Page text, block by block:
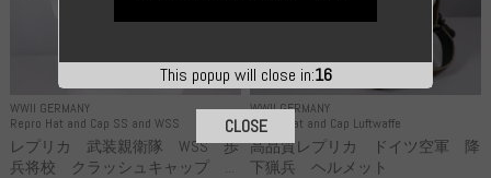
WWII GERMANY
Repro Hat and Cap SS and WSS
レプリカ 武装親衛隊 WSS 歩
兵将校 クラッシュキャップ ...
WWII GERMANY
Repro Hat and Cap Luftwaffe
高品質レプリカ ドイツ空軍 降
下猟兵 ヘルメット
This popup will close in:15
CLOSE